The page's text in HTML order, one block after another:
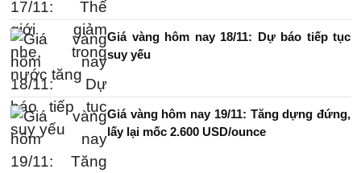
Giá vàng hôm nay 18/11: Dự báo tiếp tục
suy yếu
Giá vàng hôm nay 19/11: Tăng dựng đứng,
lấy lại mốc 2.600 USD/ounce